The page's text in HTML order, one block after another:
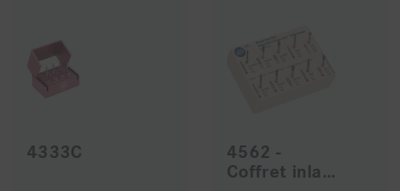
4333C
4562 -
Coffret inlays-onlays